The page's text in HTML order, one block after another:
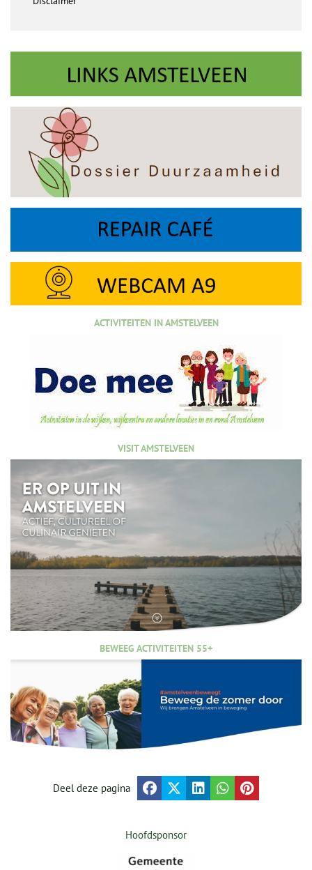
ACTIVITEITEN IN AMSTELVEEN
VISIT AMSTELVEEN
BEWEEG ACTIVITEITEN 55+
Deel deze pagina
Hoofdsponsor